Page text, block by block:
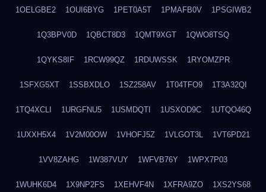
1OELGBE2 1OUI6BYG 1PET0A5T 1PMAFB0V 1PSGIWB2
1Q3BPV0D 1QBCT8D3 1QMT9XGT 1QWO8TSQ
1QYKS8IF 1RCW99QZ 1RDUWSSK 1RYOMZPR
1SFXG5XT 1SSBXDLO 1SZ258AV 1T04TFO9 1T3A32QI
1TQ4XCLI 1URGFNU5 1USMDQTI 1USXOD9C 1UTQO46Q
1UXXH5X4 1V2M00OW 1VHOFJ5Z 1VLGOT3L 1VT6PD21
1VV8ZAHG 1W387VUY 1WFVB76Y 1WPX7P03
1WUHK6D4 1X9NP2FS 1XEHVF4N 1XFRA9ZO 1XS2YS68